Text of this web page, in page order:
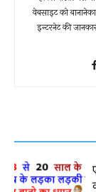
वेबसाइट को
इन्टरनेट की